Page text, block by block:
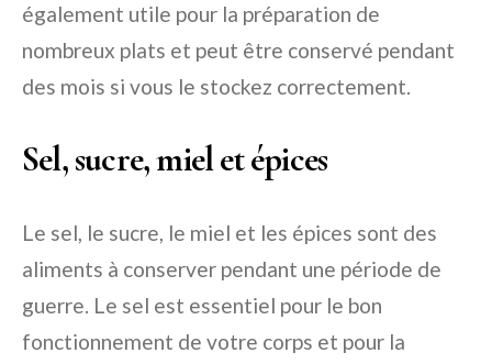
également utile pour la préparation de
nombreux plats et peut être conservé pendant
des mois si vous le stockez correctement.
Sel, sucre, miel et épices
Le sel, le sucre, le miel et les épices sont des
aliments à conserver pendant une période de
guerre. Le sel est essentiel pour le bon
fonctionnement de votre corps et pour la